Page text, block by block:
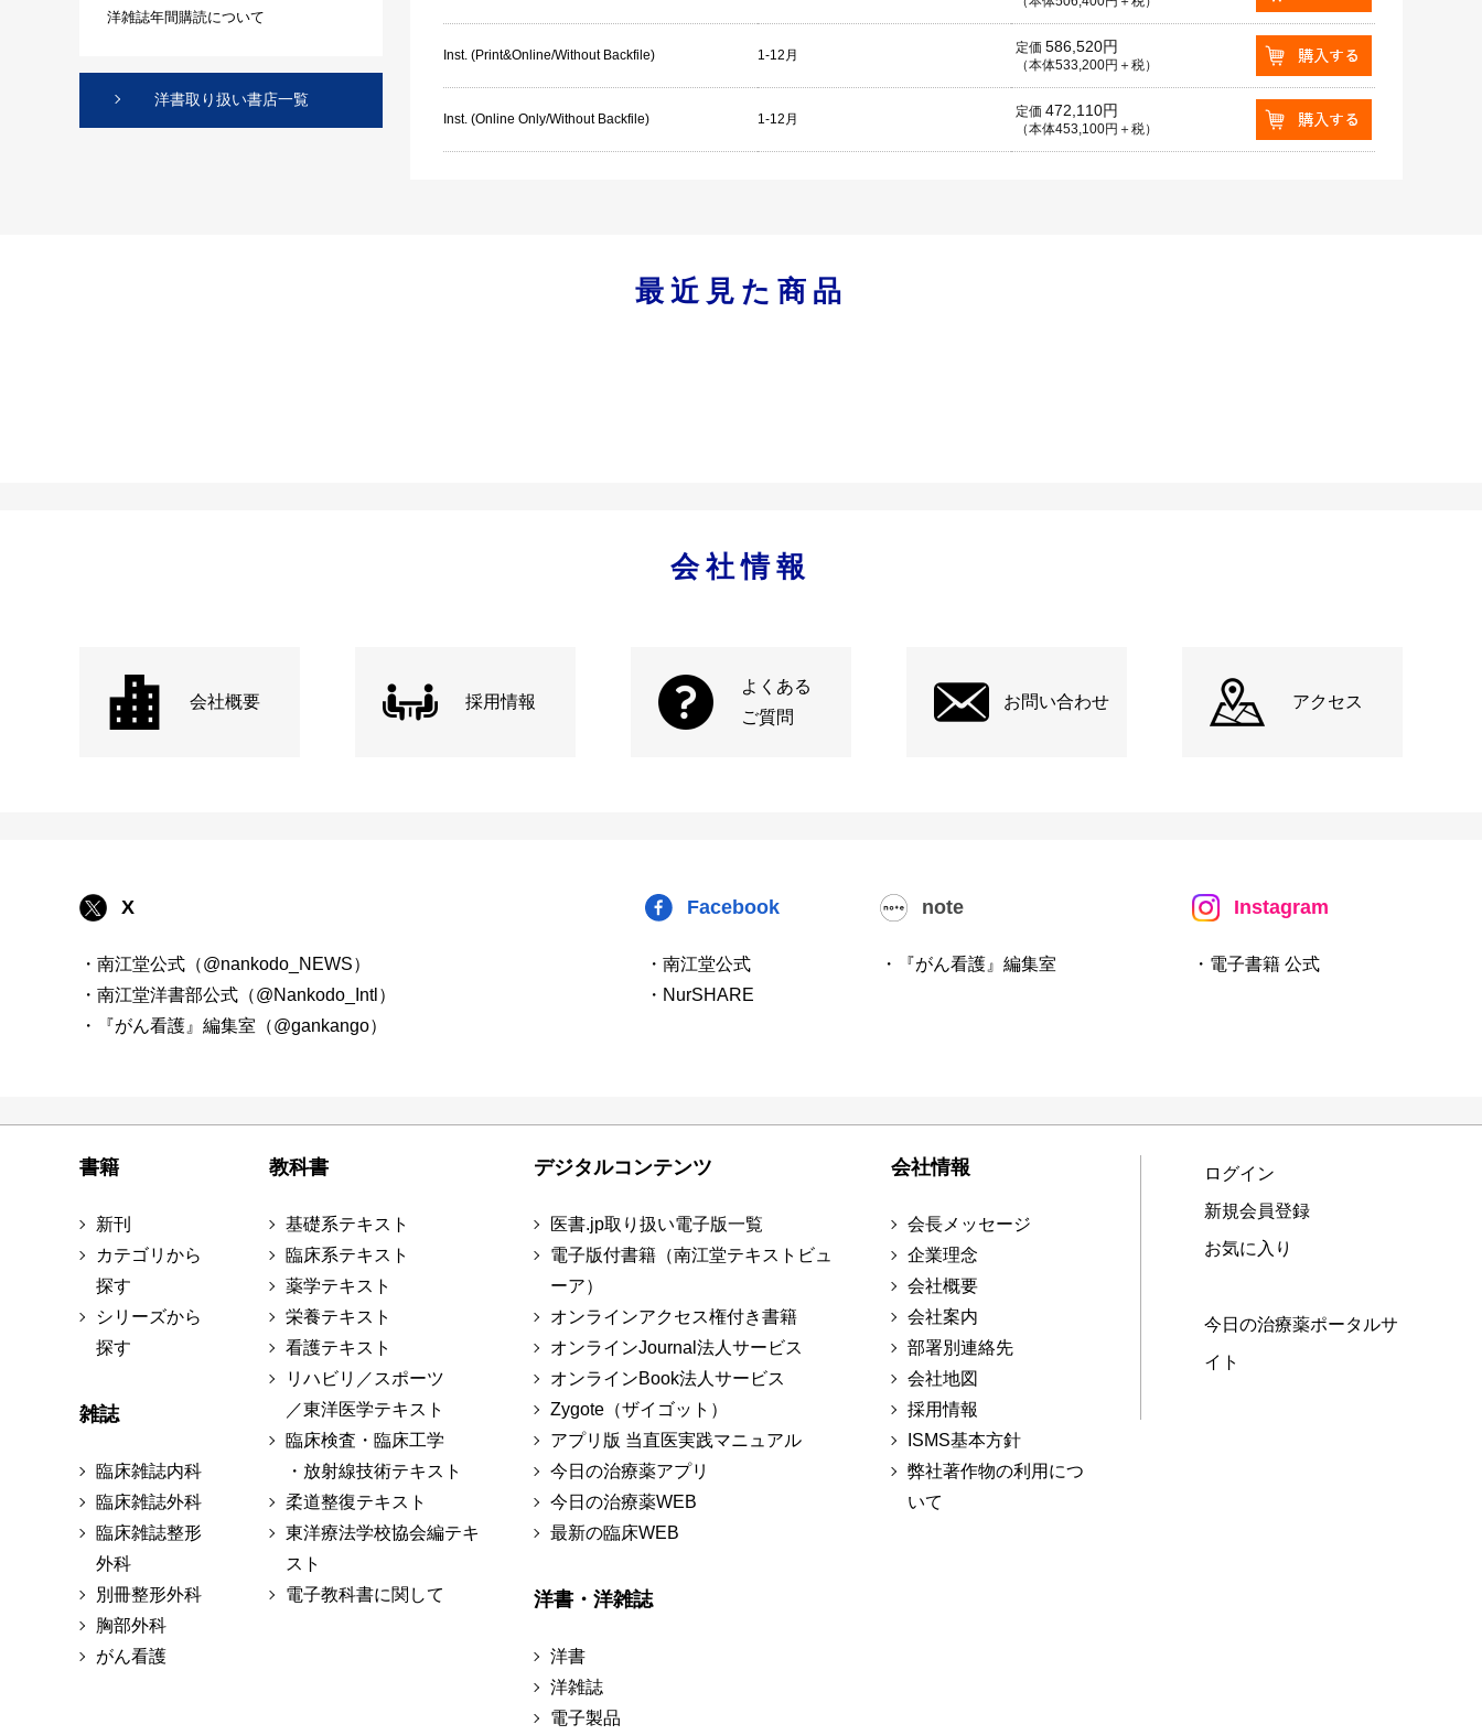
Inst. (Print&Online/Without Backfile) 1-12月 定価 586,520円
（本体533,200円＋税）
Inst. (Online Only/Without Backfile) 1-12月 定価 472,110円
（本体453,100円＋税）
洋雑誌年間購読について
洋書取り扱い書店一覧
最近見た商品
会社情報
会社概要 採用情報
よくある
ご質問
お問い合わせ アクセス
X
・南江堂公式（@nankodo_NEWS）
・南江堂洋書部公式（@Nankodo_Intl）
・『がん看護』編集室（@gankango）
Facebook
・南江堂公式
・NurSHARE
note
・『がん看護』編集室
Instagram
・電子書籍 公式
書籍
新刊
カテゴリから
探す
シリーズから
探す
雑誌
臨床雑誌内科
臨床雑誌外科
臨床雑誌整形
外科
別冊整形外科
胸部外科
がん看護
教科書
基礎系テキスト
臨床系テキスト
薬学テキスト
栄養テキスト
看護テキスト
リハビリ／スポーツ
／東洋医学テキスト
臨床検査・臨床工学
・放射線技術テキスト
柔道整復テキスト
東洋療法学校協会編テキ
スト
電子教科書に関して
デジタルコンテンツ
医書.jp取り扱い電子版一覧
電子版付書籍（南江堂テキストビュ
ーア）
オンラインアクセス権付き書籍
オンラインJournal法人サービス
オンラインBook法人サービス
Zygote（ザイゴット）
アプリ版 当直医実践マニュアル
今日の治療薬アプリ
今日の治療薬WEB
最新の臨床WEB
洋書・洋雑誌
洋書
洋雑誌
電子製品
会社情報
会長メッセージ
企業理念
会社概要
会社案内
部署別連絡先
会社地図
採用情報
ISMS基本方針
弊社著作物の利用につ
いて
ログイン
新規会員登録
お気に入り
今日の治療薬ポータルサ
イト